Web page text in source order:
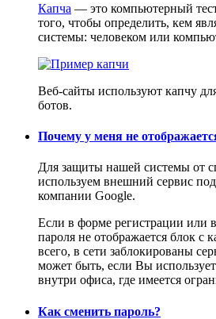
Капча — это компьютерный
того, чтобы определить, кем
системы: человеком или
Веб-сайты используют капчу
ботов.
Почему у меня не
Для защиты нашей системы от
используем внешний сервис
компании Google.
Если в форме регистрации или
пароля не отображается блок с
всего, в сети заблокированы
может быть, если Вы
внутри офиса, где имеется
Как сменить пароль?